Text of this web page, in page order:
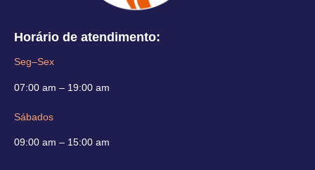
Horário de atendimento:
Seg–Sex
07:00 am – 19:00 am
Sábados
09:00 am – 15:00 am